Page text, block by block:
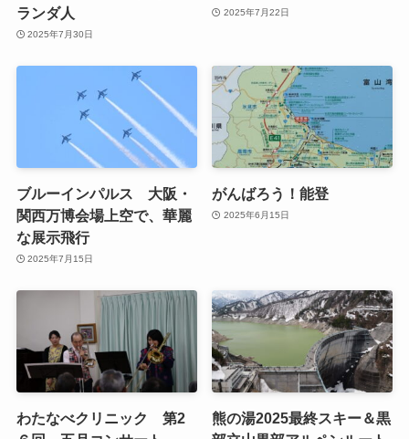
ランダ人
2025年7月30日
2025年7月22日
ブルーインパルス 大阪・
関西万博会場上空で、華麗
な展示飛行
2025年7月15日
がんばろう！能登
2025年6月15日
わたなべクリニック 第2
熊の湯2025最終スキー＆黒